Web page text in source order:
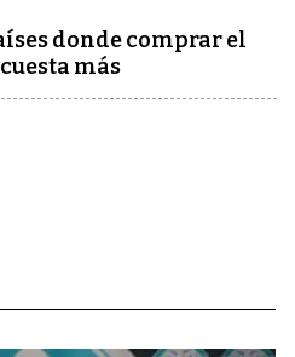
donde comprar el
más